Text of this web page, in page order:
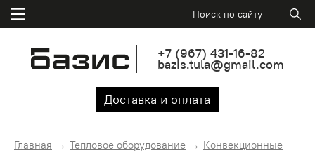
+7 (967) 431-16-82
bazis.tula@gmail.com
Доставка и оплата
Главная Тепловое оборудование
Конвекционные